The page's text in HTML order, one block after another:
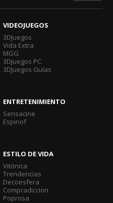
VIDEOJUEGOS
3DJuegos
Vida Extra
MGG
3DJuegos PC
3DJuegos Guías
ENTRETENIMIENTO
Sensacine
Espinof
ESTILO DE VIDA
Vitónica
Trendencias
Decoesfera
Compradiccion
Poprosa